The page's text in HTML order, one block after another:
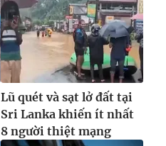
Lũ quét và sạt lở đất tại
Sri Lanka khiến ít nhất
8 người thiệt mạng